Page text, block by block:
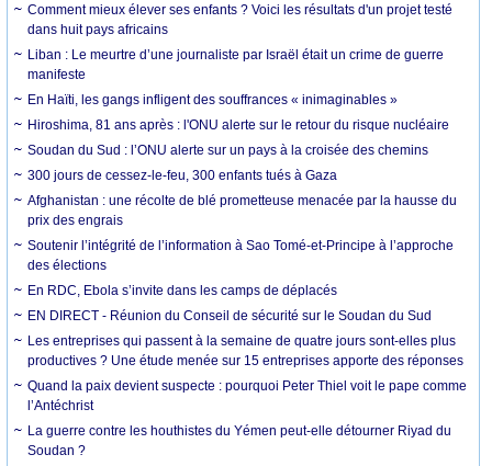
Comment mieux élever ses enfants ? Voici les résultats d'un projet testé
dans huit pays africains
Liban : Le meurtre d’une journaliste par Israël était un crime de guerre
manifeste
En Haïti, les gangs infligent des souffrances « inimaginables »
Hiroshima, 81 ans après : l'ONU alerte sur le retour du risque nucléaire
Soudan du Sud : l’ONU alerte sur un pays à la croisée des chemins
300 jours de cessez-le-feu, 300 enfants tués à Gaza
Afghanistan : une récolte de blé prometteuse menacée par la hausse du
prix des engrais
Soutenir l’intégrité de l’information à Sao Tomé-et-Principe à l’approche
des élections
En RDC, Ebola s’invite dans les camps de déplacés
EN DIRECT - Réunion du Conseil de sécurité sur le Soudan du Sud
Les entreprises qui passent à la semaine de quatre jours sont-elles plus
productives ? Une étude menée sur 15 entreprises apporte des réponses
Quand la paix devient suspecte : pourquoi Peter Thiel voit le pape comme
l’Antéchrist
La guerre contre les houthistes du Yémen peut-elle détourner Riyad du
Soudan ?